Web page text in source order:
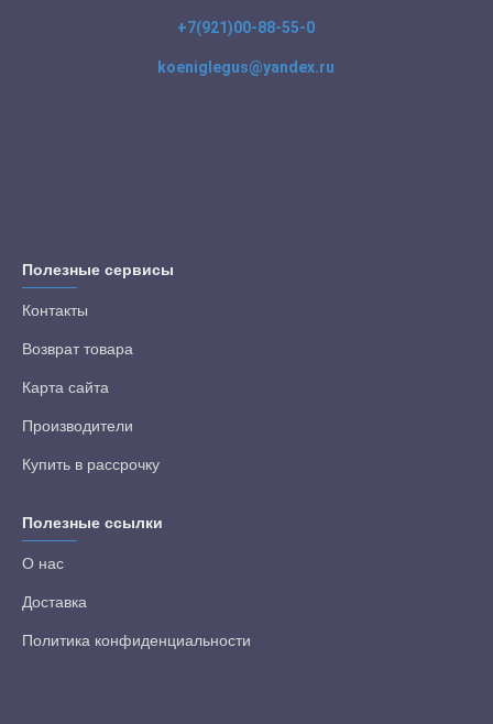
+7(921)00-88-55-0
koeniglegus@yandex.ru
Полезные сервисы
Контакты
Возврат товара
Карта сайта
Производители
Купить в рассрочку
Полезные ссылки
О нас
Доставка
Политика конфиденциальности